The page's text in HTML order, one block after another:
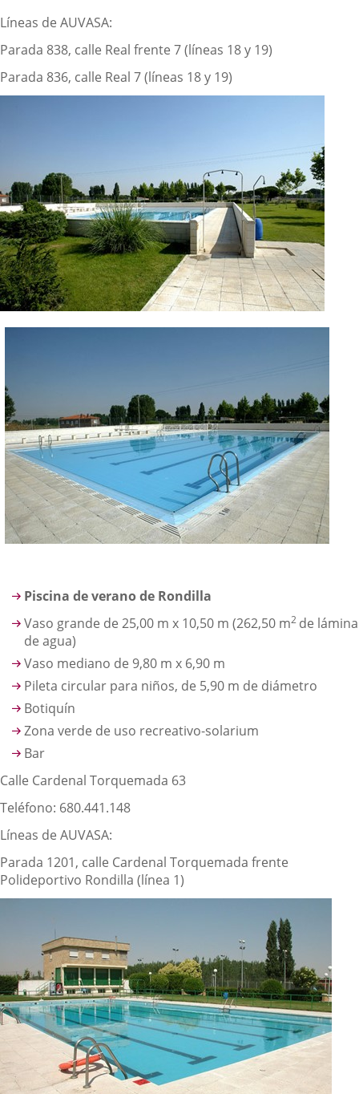
Líneas de AUVASA:
Parada 838, calle Real frente 7 (líneas 18 y 19)
Parada 836, calle Real 7 (líneas 18 y 19)
Piscina de verano de Rondilla
Vaso grande de 25,00 m x 10,50 m (262,50 m2 de lámina
de agua)
Vaso mediano de 9,80 m x 6,90 m
Pileta circular para niños, de 5,90 m de diámetro
Botiquín
Zona verde de uso recreativo-solarium
Bar
Calle Cardenal Torquemada 63
Teléfono: 680.441.148
Líneas de AUVASA:
Parada 1201, calle Cardenal Torquemada frente
Polideportivo Rondilla (línea 1)